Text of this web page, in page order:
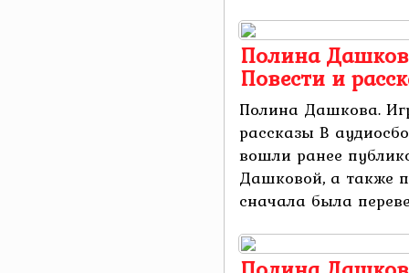
Полина
Повести и
Полина Дашкова.
рассказы В
вошли ранее
Дашковой, а также
сначала была